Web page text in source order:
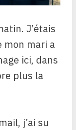
J’étais
mon mari a
ici, dans
plus la
j’ai su